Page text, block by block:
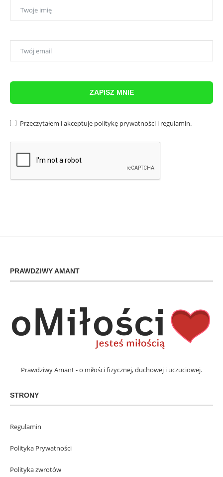
ZAPISZ MNIE
Przeczytałem i akceptuje politykę prywatności i regulamin.
PRAWDZIWY AMANT
Prawdziwy Amant - o miłości fizycznej, duchowej i uczuciowej.
STRONY
Regulamin
Polityka Prywatności
Polityka zwrotów